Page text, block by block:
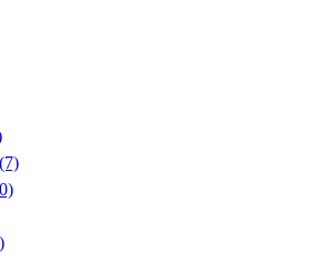
(7)